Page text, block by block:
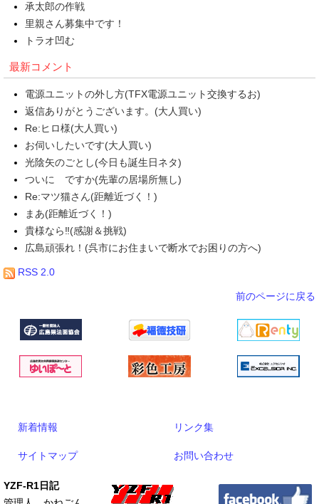
承太郎の作戦
里親さん募集中です！
トラオ凹む
最新コメント
電源ユニットの外し方(TFX電源ユニット交換するお)
返信ありがとうございます。(大人買い)
Re:ヒロ様(大人買い)
お伺いしたいです(大人買い)
光陰矢のごとし(今日も誕生日ネタ)
ついに ですか(先輩の居場所無し)
Re:マツ猫さん(距離近づく！)
まあ(距離近づく！)
貴様なら‼(感謝＆挑戦)
広島頑張れ！(呉市にお住まいで断水でお困りの方へ)
RSS 2.0
前のページに戻る
新着情報 リンク集
サイトマップ お問い合わせ
YZF-R1日記